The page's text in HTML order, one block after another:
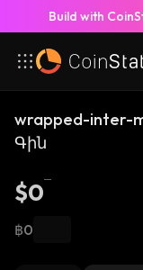
Build with
wrapped-inter-
Գին
$0
฿0